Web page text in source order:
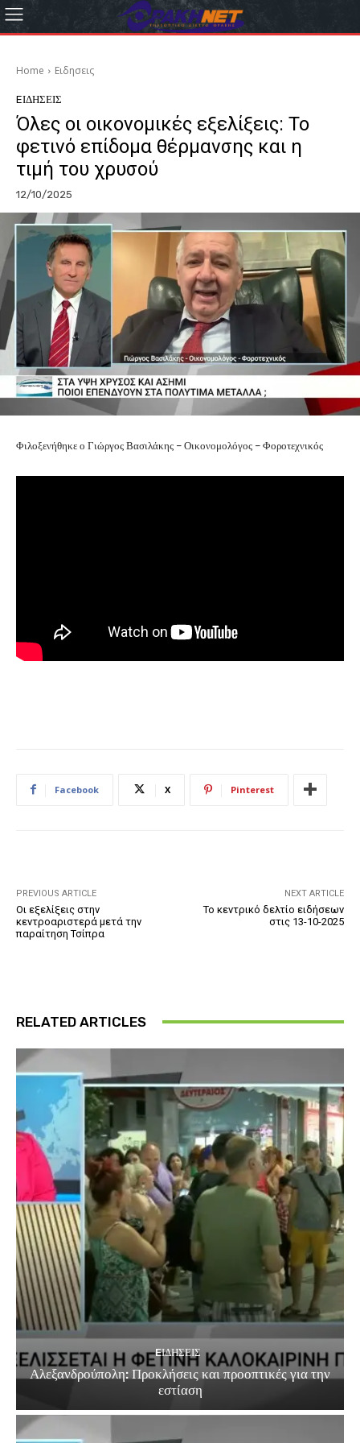
Home Eιδησεις
EΙΔΗΣΕΙΣ
Όλες οι οικονομικές εξελίξεις: Το
φετινό επίδομα θέρμανσης και η
τιμή του χρυσού
12/10/2025
Φιλοξενήθηκε ο Γιώργος Βασιλάκης – Οικονομολόγος – Φοροτεχνικός
Facebook X Pinterest
PREVIOUS ARTICLE
Οι εξελίξεις στην
κεντροαριστερά μετά την
παραίτηση Τσίπρα
NEXT ARTICLE
Το κεντρικό δελτίο ειδήσεων
στις 13-10-2025
RELATED ARTICLES
EΙΔΗΣΕΙΣ
Αλεξανδρούπολη: Προκλήσεις και προοπτικές για την
εστίαση